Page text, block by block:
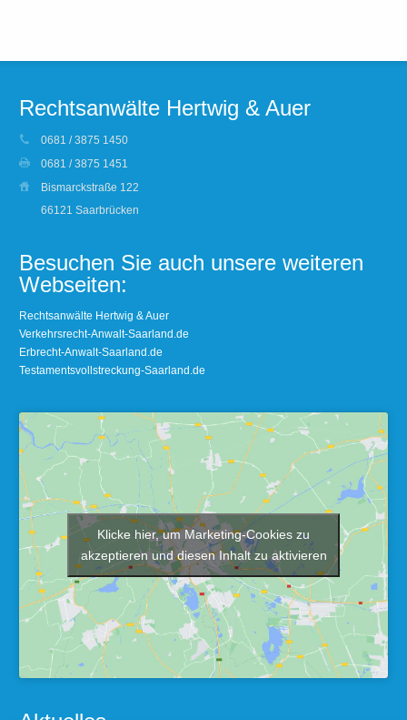
Rechtsanwälte Hertwig & Auer
0681 / 3875 1450
0681 / 3875 1451
Bismarckstraße 122
66121 Saarbrücken
Besuchen Sie auch unsere weiteren
Webseiten:
Rechtsanwälte Hertwig & Auer
Verkehrsrecht-Anwalt-Saarland.de
Erbrecht-Anwalt-Saarland.de
Testamentsvollstreckung-Saarland.de
Klicke hier, um Marketing-Cookies zu
akzeptieren und diesen Inhalt zu aktivieren